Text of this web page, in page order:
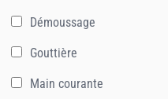
Démoussage
Gouttière
Main courante